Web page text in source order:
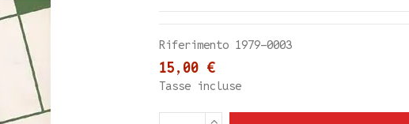
Riferimento 1979-0003
15,00 €
Tasse incluse